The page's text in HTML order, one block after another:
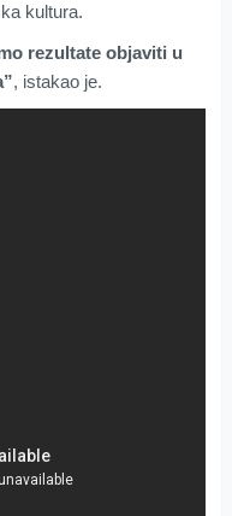
kultura.
rezultate objaviti u
, istakao je.